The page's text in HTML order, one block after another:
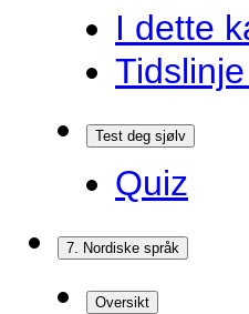
I dette
Test deg sjølv
Quiz
7. Nordiske språk
Oversikt